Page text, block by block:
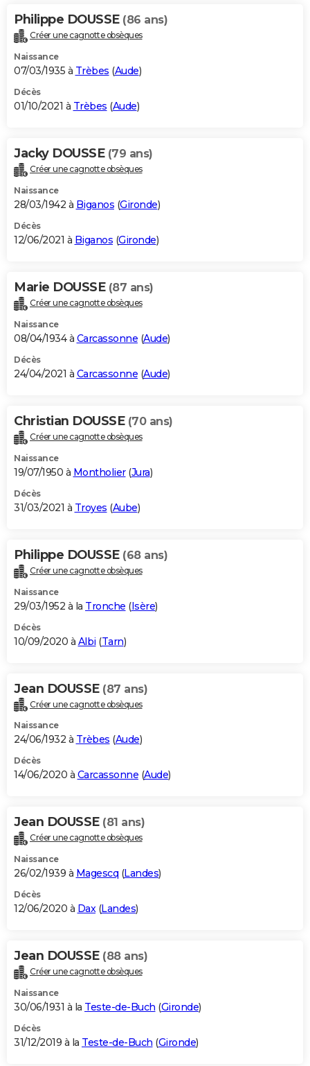
Philippe DOUSSE (86 ans)
Créer une cagnotte obsèques
Naissance
07/03/1935 à Trèbes (Aude)
Décès
01/10/2021 à Trèbes (Aude)
Jacky DOUSSE (79 ans)
Créer une cagnotte obsèques
Naissance
28/03/1942 à Biganos (Gironde)
Décès
12/06/2021 à Biganos (Gironde)
Marie DOUSSE (87 ans)
Créer une cagnotte obsèques
Naissance
08/04/1934 à Carcassonne (Aude)
Décès
24/04/2021 à Carcassonne (Aude)
Christian DOUSSE (70 ans)
Créer une cagnotte obsèques
Naissance
19/07/1950 à Montholier(Jura)
Décès
31/03/2021 à Troyes (Aube)
Philippe DOUSSE (68 ans)
Créer une cagnotte obsèques
Naissance
29/03/1952 à la Tronche (Isère)
Décès
10/09/2020 à Albi (Tarn)
Jean DOUSSE (87 ans)
Créer une cagnotte obsèques
Naissance
24/06/1932 à Trèbes (Aude)
Décès
14/06/2020 à Carcassonne (Aude)
Jean DOUSSE (81 ans)
Créer une cagnotte obsèques
Naissance
26/02/1939 à Magescq (Landes)
Décès
12/06/2020 à Dax(Landes)
Jean DOUSSE (88 ans)
Créer une cagnotte obsèques
Naissance
30/06/1931 à la Teste-de-Buch (Gironde)
Décès
31/12/2019 à la Teste-de-Buch (Gironde)